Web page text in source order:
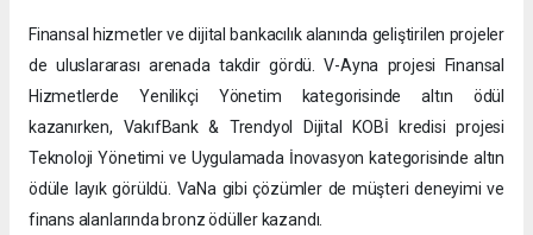
Finansal hizmetler ve dijital bankacılık alanında geliştirilen projeler
de uluslararası arenada takdir gördü. V-Ayna projesi Finansal
Hizmetlerde Yenilikçi Yönetim kategorisinde altın ödül
kazanırken, VakıfBank & Trendyol Dijital KOBİ kredisi projesi
Teknoloji Yönetimi ve Uygulamada İnovasyon kategorisinde altın
ödüle layık görüldü. VaNa gibi çözümler de müşteri deneyimi ve
finans alanlarında bronz ödüller kazandı.